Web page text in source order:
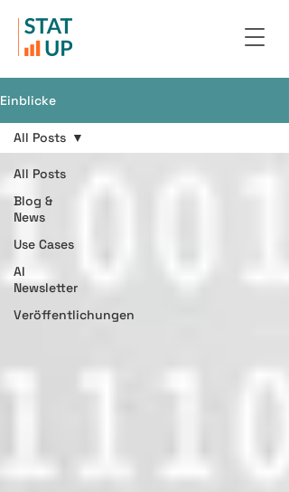
Einblicke
All Posts
Blog &
News
Use Cases
AI
Newsletter
Veröffentlichungen
All Posts